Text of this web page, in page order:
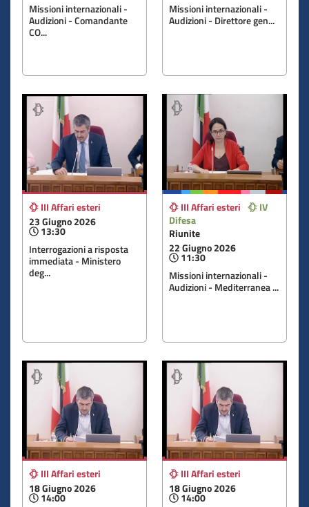
Missioni internazionali -
Audizioni - Comandante
CO...
Missioni internazionali -
Audizioni - Direttore gen...
III Affari esteri
23 Giugno 2026
13:30
Interrogazioni a risposta
immediata - Ministero
deg...
III Affari esteri
IV
Difesa
Riunite
22 Giugno 2026
11:30
Missioni internazionali -
Audizioni - Mediterranea ...
III Affari esteri
18 Giugno 2026
14:00
III Affari esteri
18 Giugno 2026
14:00